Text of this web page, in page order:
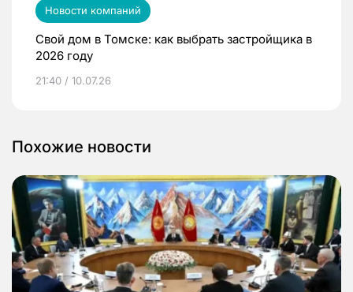
Новости компаний
Свой дом в Томске: как выбрать застройщика в
2026 году
21:40 / 10.07.26
Похожие новости